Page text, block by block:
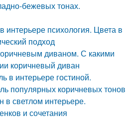
бежевых тонах.
интерьере психология. Цвета в
подход
диваном. С какими
коричневый диван
в интерьере гостиной.
популярных коричневых тонов
в светлом интерьере.
и сочетания